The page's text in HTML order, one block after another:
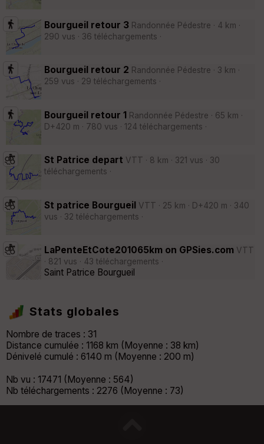
Bourgueil retour 3 Randonnée Pédestre · 4 km ·
290 vus · 36 téléchargements ·
Bourgueil retour 2 Randonnée Pédestre · 3 km ·
259 vus · 29 téléchargements ·
Bourgueil retour 1 Randonnée Pédestre · 65 km ·
D+420 m · 780 vus · 124 téléchargements ·
St Patrice depart VTT · 8 km · 321 vus · 30
téléchargements ·
St patrice Bourgueil VTT · 25 km · D+420 m · 340
vus · 32 téléchargements ·
LaPenteEtCote201065km on GPSies.com VTT
· 821 vus · 43 téléchargements ·
Saint Patrice Bourgueil
Stats globales
Nombre de traces : 31
Distance cumulée : 1168 km (Moyenne : 38 km)
Dénivelé cumulé : 6140 m (Moyenne : 200 m)
Nb vu : 17471 (Moyenne : 564)
Nb téléchargements : 2276 (Moyenne : 73)